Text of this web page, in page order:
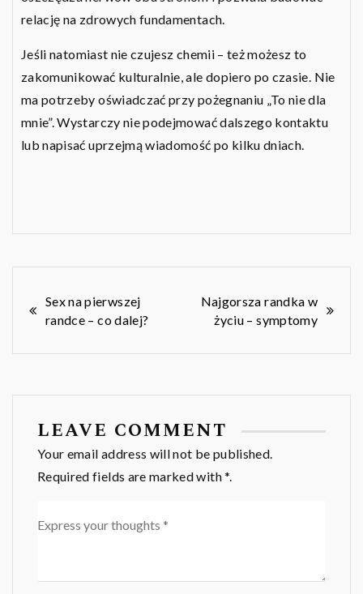
relację na zdrowych fundamentach.
Jeśli natomiast nie czujesz chemii – też możesz to
zakomunikować kulturalnie, ale dopiero po czasie. Nie
ma potrzeby oświadczać przy pożegnaniu „To nie dla
mnie”. Wystarczy nie podejmować dalszego kontaktu
lub napisać uprzejmą wiadomość po kilku dniach.
Nawigacja
Sex na pierwszej
randce – co dalej?
Najgorsza randka w
życiu – symptomy
LEAVE COMMENT
Your email address will not be published.
Required fields are marked with *.